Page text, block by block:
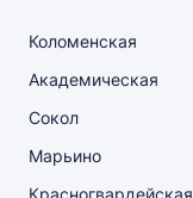
Коломенская
Академическая
Сокол
Марьино
Красногвардейская